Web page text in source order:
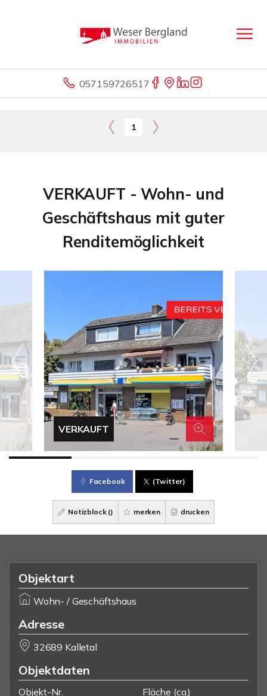
057159726517
1
VERKAUFT - Wohn- und
Geschäftshaus mit guter
Renditemöglichkeit
VERKAUFT
Facebook (Twitter)
Notizblock () merken drucken
Objektart
Wohn- / Geschäftshaus
Adresse
32689 Kalletal
Objektdaten
Objekt-Nr.
Fläche (ca.)